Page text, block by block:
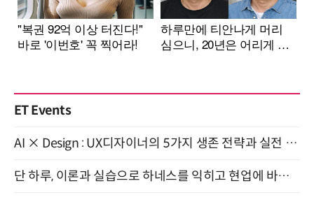
ET Events
AI × Design : UX디자이너의 5가지 생존 전략과 실전 대응 8월 28일 개최
단 하루, 이론과 실습으로 하네스를 익히고 현업에 바로 쓰는 핸즈온 워크숍 (8/20)